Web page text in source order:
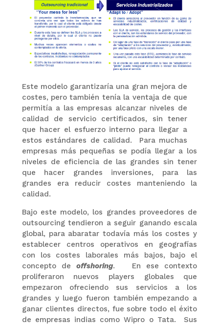
Este modelo garantizaría una gran mejora de
costes, pero también tenía la ventaja de que
permitía a las empresas alcanzar niveles de
calidad de servicio certificados, sin tener
que hacer el esfuerzo interno para llegar a
estos estándares de calidad. Para muchas
empresas más pequeñas se podía llegar a los
niveles de eficiencia de las grandes sin tener
que hacer grandes inversiones, para las
grandes era reducir costes manteniendo la
calidad.
Bajo este modelo, los grandes proveedores de
outsourcing tendieron a seguir ganando escala
global, para abaratar todavía más los costes y
establecer centros operativos en geografías
con los costes laborales más bajos, bajo el
concepto deoffshoring. En ese contexto
proliferaron nuevos players globales que
empezaron ofreciendo sus servicios a los
grandes y luego fueron también empezando a
ganar clientes directos, fue sobre todo el éxito
de empresas indias como Wipro o Tata. Sus